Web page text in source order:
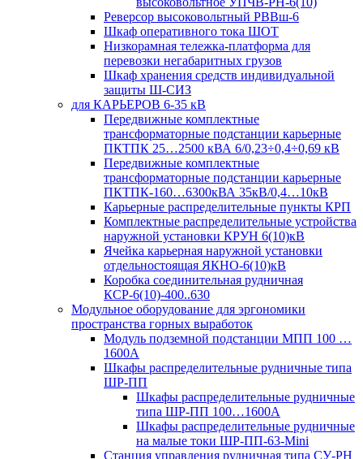
Реверсор высоковольтный РВВш-6
Шкаф оперативного тока ШОТ
Низкорамная тележка-платформа для
перевозки негабаритных грузов
Шкаф хранения средств индивидуальной
защиты Ш-СИЗ
для КАРЬЕРОВ 6-35 кВ
Передвижные комплектные
трансформаторные подстанции карьерные
ПКТПК 25…2500 кВА 6/0,23÷0,4÷0,69 кВ
Передвижные комплектные
трансформаторные подстанции карьерные
ПКТПК-160…6300кВА 35кВ/0,4…10кВ
Карьерные распределительные пункты КРП
Комплектные распределительные устройства
наружной установки КРУН 6(10)кВ
Ячейка карьерная наружной установки
отдельностоящая ЯКНО-6(10)кВ
Коробка соединительная рудничная
КСР-6(10)-400..630
Модульное оборудование для эргономики
пространства горных выработок
Модуль подземной подстанции МПП 100 …
1600А
Шкафы распределительные рудничные типа
ШР-ПП
Шкафы распределительные рудничные
типа ШР-ПП 100…1600А
Шкафы распределительные рудничные
на малые токи ШР-ПП-63-Mini
Станция управления рудничная типа СУ-РН